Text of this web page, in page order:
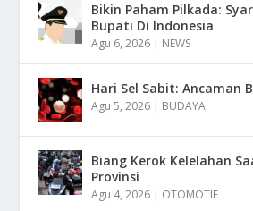
Bikin Paham Pilkada:
Bupati Di Indonesia
Agu 6, 2026 | NEWS
Hari Sel Sabit: Ancaman
Agu 5, 2026 | BUDAYA
Biang Kerok Kelelahan
Provinsi
Agu 4, 2026 | OTOMOTIF